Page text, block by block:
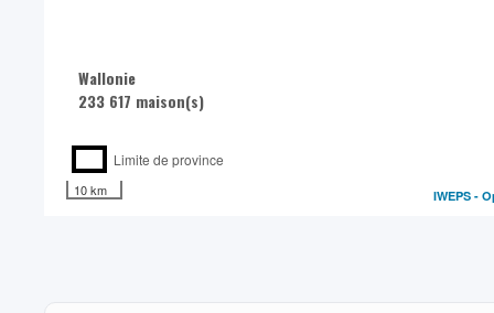
Wallonie
233 617 maison(s)
Limite de province
10 km IWEPS -